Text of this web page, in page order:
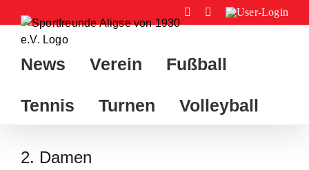
Inhalt
springen
FacebookInstagram
User-
Login
News Verein Fußball
Tennis Turnen Volleyball
2. Damen